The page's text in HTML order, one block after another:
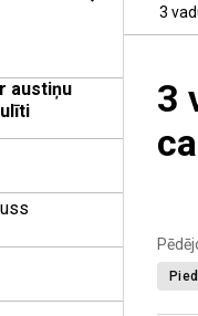
austiņu
3
3